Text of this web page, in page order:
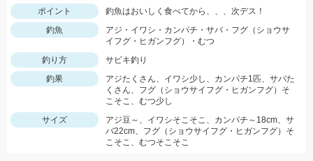
ポイント
釣魚はおいしく食べてから、、、次デス！
釣魚
アジ・イワシ・カンパチ・サバ・フグ（ショウサ
イフグ・ヒガンフグ）・むつ
釣り方
サビキ釣り
釣果
アジたくさん、イワシ少し、カンパチ1匹、サバた
くさん、フグ（ショウサイフグ・ヒガンフグ）そ
こそこ、むつ少し
サイズ
アジ豆～、イワシそこそこ、カンパチ～18cm、サ
バ22cm、フグ（ショウサイフグ・ヒガンフグ）そ
こそこ、むつそこそこ